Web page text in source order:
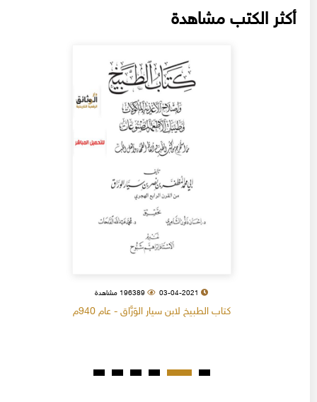
أكثر الكتب مشاهدة
03-04-2021 196389 مشاهدة
كتاب الطبيخ لابن سيار الوَرَّاق - عام 940م